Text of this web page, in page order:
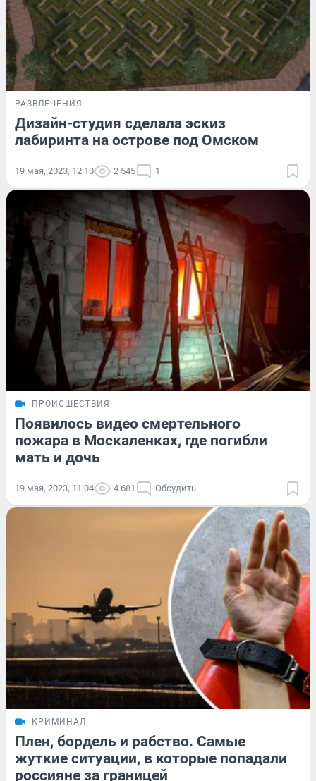
РАЗВЛЕЧЕНИЯ
Дизайн-студия сделала эскиз
лабиринта на острове под Омском
19 мая, 2023, 12:10 2 545 1
ПРОИСШЕСТВИЯ
Появилось видео смертельного
пожара в Москаленках, где погибли
мать и дочь
19 мая, 2023, 11:04 4 681 Обсудить
КРИМИНАЛ
Плен, бордель и рабство. Самые
жуткие ситуации, в которые попадали
россияне за границей